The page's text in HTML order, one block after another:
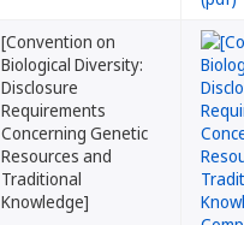
[Convention on
Biological Diversity:
Disclosure
Requirements
Concerning Genetic
Resources and
Traditional
Knowledge]